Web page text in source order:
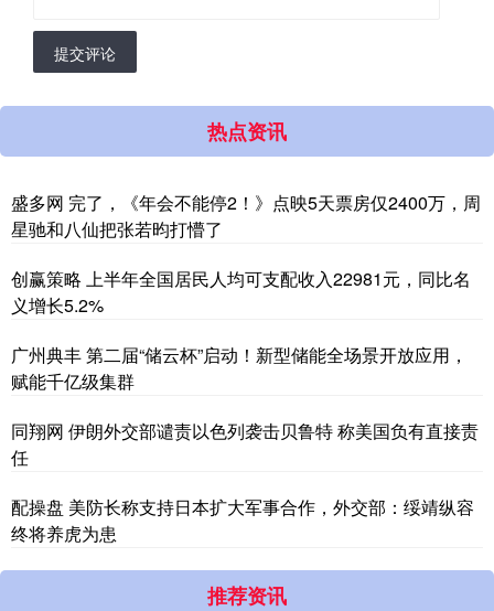
提交评论
热点资讯
盛多网 完了，《年会不能停2！》点映5天票房仅2400万，周
星驰和八仙把张若昀打懵了
创赢策略 上半年全国居民人均可支配收入22981元，同比名
义增长5.2%
广州典丰 第二届“储云杯”启动！新型储能全场景开放应用，
赋能千亿级集群
同翔网 伊朗外交部谴责以色列袭击贝鲁特 称美国负有直接责
任
配操盘 美防长称支持日本扩大军事合作，外交部：绥靖纵容
终将养虎为患
推荐资讯